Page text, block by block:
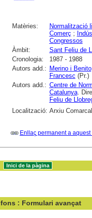
Matèries: Normalització
Comerç ;
Congressos
Àmbit:
Sant Feliu de
Cronologia:
1987 - 1988
Autors add.: Merino i
Francesc (Pr.)
Autors add.: Centre de
Catalunya.
Feliu de
Localització: Arxiu
Enllaç permanent a aquest
fons : Formulari avançat